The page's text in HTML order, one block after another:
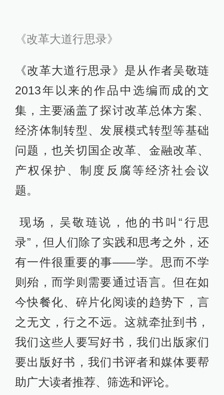
《改革大道行思录》
《改革大道行思录》是从作者吴敬琏
2013年以来的作品中选编而成的文
集，主要涵盖了探讨改革总体方案、
经济体制转型、发展模式转型等基础
问题，也关切国企改革、金融改革、
产权保护、制度反腐等经济社会议
题。
现场，吴敬琏说，他的书叫“行思
录”，但人们除了实践和思考之外，还
有一件很重要的事——学。思而不学
则殆，而学则需要通过语言。但在如
今快餐化、碎片化阅读的趋势下，言
之无文，行之不远。这就牵扯到书，
我们这些人要写好书，我们出版家们
要出版好书，我们书评者和媒体要帮
助广大读者推荐、筛选和评论。